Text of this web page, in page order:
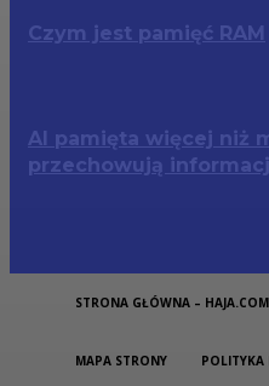
Czym jest pamięć RAM
AI pamięta więcej niż
przechowują
STRONA GŁÓWNA –
MAPA STRONY POLITYKA